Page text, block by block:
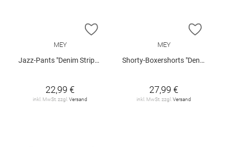
ZUR WUNSCHLISTE HINZUFÜGEN
MEY
Jazz-Pants "Denim Stripes"
22,99 €
inkl. MwSt. zzgl.Versand
ZUR
MEY
Shorty-Boxershorts "Denim Stripes"
27,99 €
inkl. MwSt. zzgl.Versand